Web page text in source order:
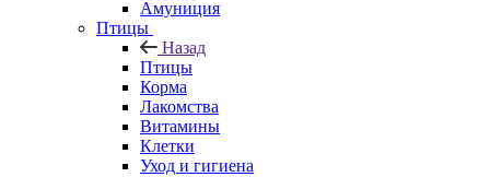
Амуниция
Птицы
Назад
Птицы
Корма
Лакомства
Витамины
Клетки
Уход и гигиена